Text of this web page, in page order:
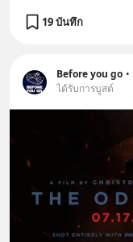
19 บันทึก
Before you go •
ได้รับการบูสต์